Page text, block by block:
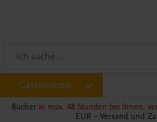
Gastronomie
Bücher in max. 48 Stunden bei Ihnen,
EUR – Versand und